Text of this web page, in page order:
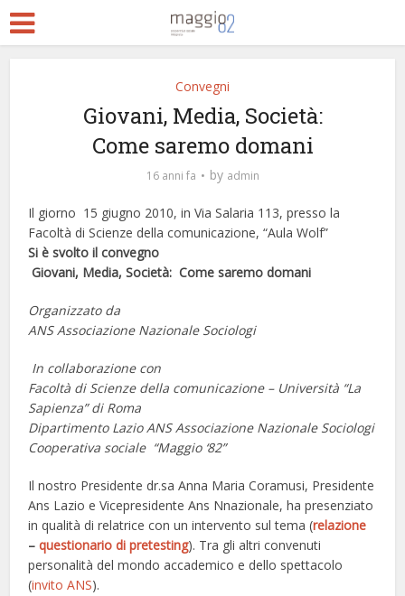
Convegni
Giovani, Media, Società:
Come saremo domani
16 anni fa by admin
Il giorno 15 giugno 2010, in Via Salaria 113, presso la
Facoltà di Scienze della comunicazione, “Aula Wolf”
Si è svolto il convegno
Giovani, Media, Società: Come saremo domani
Organizzato da
ANS Associazione Nazionale Sociologi
In collaborazione con
Facoltà di Scienze della comunicazione – Università “La
Sapienza” di Roma
Dipartimento Lazio ANS Associazione Nazionale Sociologi
Cooperativa sociale “Maggio ‘82”
Il nostro Presidente dr.sa Anna Maria Coramusi, Presidente
Ans Lazio e Vicepresidente Ans Nnazionale, ha presenziato
in qualità di relatrice con un intervento sul tema (relazione
–questionario di pretesting). Tra gli altri convenuti
personalità del mondo accademico e dello spettacolo
(invito ANS).